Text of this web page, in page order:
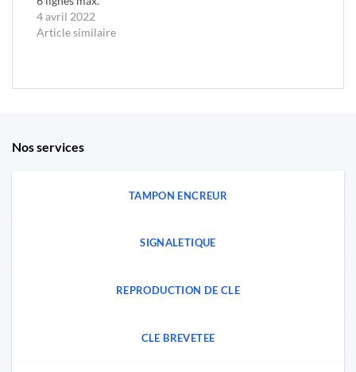
4 avril 2022
Article similaire
Nos services
TAMPON ENCREUR
SIGNALETIQUE
REPRODUCTION DE CLE
CLE BREVETEE